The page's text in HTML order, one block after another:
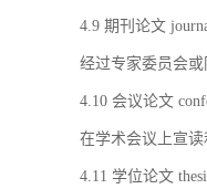
4.9 期刊论文
经过专家委员会
4.10 会议论文
在学术会议上宣
4.11 学位论文